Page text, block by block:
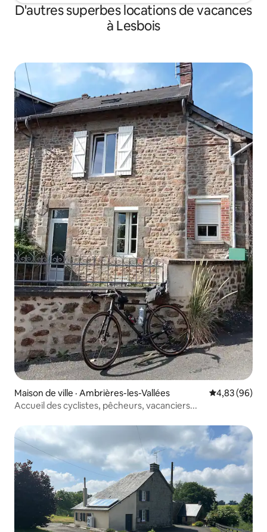
D'autres superbes locations de vacances
à Lesbois
Maison de ville · Ambrières-les-Vallées Note
4,83 (96)
Accueil des cyclistes, pêcheurs, vacanciers...